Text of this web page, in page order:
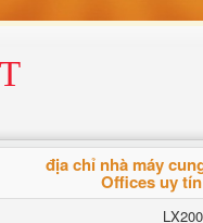
địa chỉ nhà máy
Offices uy